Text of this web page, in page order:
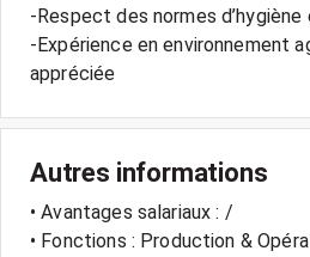
-Respect des normes
-Expérience en environnement
appréciée
Autres informations
• Avantages salariaux : /
• Fonctions : Production &